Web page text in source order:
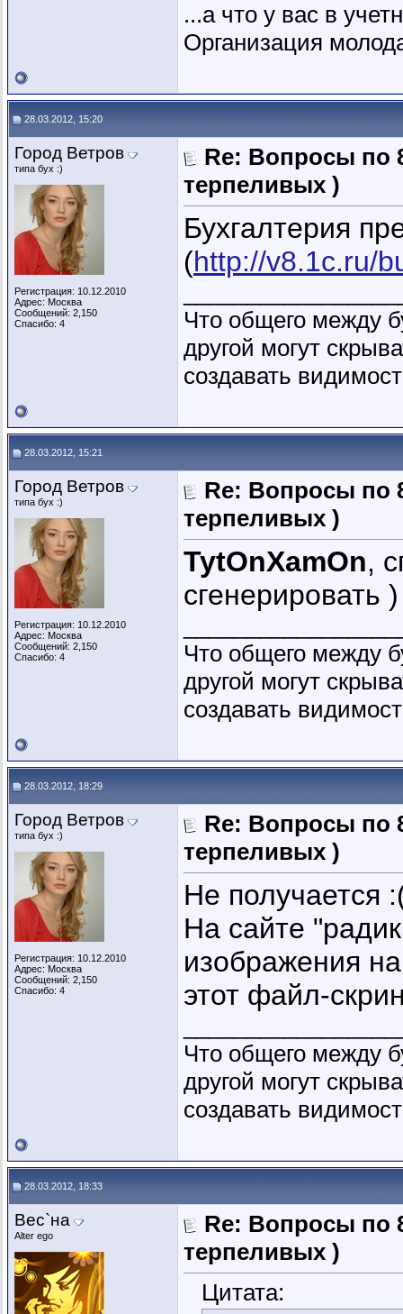
...а что у вас в
Организация
28.03.2012, 15:20
Город Ветров
типа бух :)
Регистрация: 10.12.2010
Адрес: Москва
Сообщений: 2,150
Спасибо: 4
Re: Вопросы по
терпеливых )
Бухгалтерия
(http://v8.1c.ru/
Что общего между
другой могут
создавать
28.03.2012, 15:21
Город Ветров
типа бух :)
Регистрация: 10.12.2010
Адрес: Москва
Сообщений: 2,150
Спасибо: 4
Re: Вопросы по
терпеливых )
TytOnXamOn,
сгенерировать )
Что общего между
другой могут
создавать
28.03.2012, 18:29
Город Ветров
типа бух :)
Регистрация: 10.12.2010
Адрес: Москва
Сообщений: 2,150
Спасибо: 4
Re: Вопросы по
терпеливых )
Не получается
На сайте
изображения
этот файл-
Что общего между
другой могут
создавать
28.03.2012, 18:33
Вес`на
Alter ego
Re: Вопросы по
терпеливых )
Цитата: